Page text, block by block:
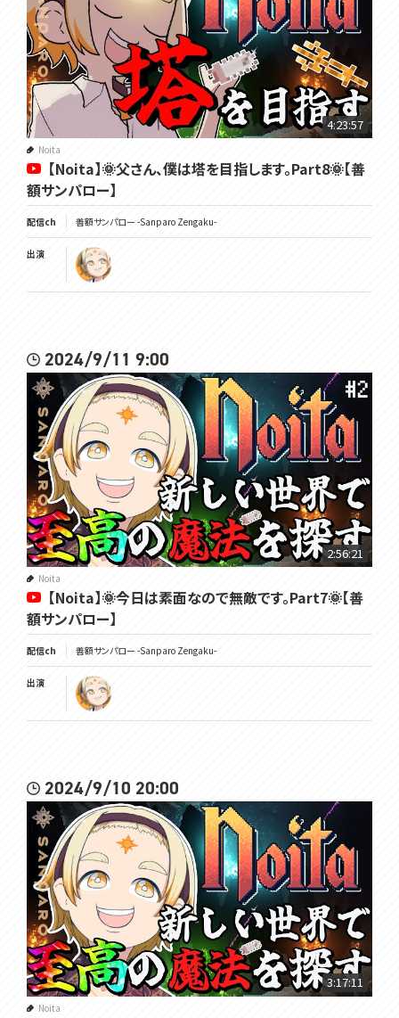
4:23:57
Noita
【Noita】🌞父さん、僕は塔を目指します。Part8🌞【善
額サンパロー】
配信ch 善額サンパロー -Sanparo Zengaku-
出演
2024/9/11 9:00
2:56:21
Noita
【Noita】🌞今日は素面なので無敵です。Part7🌞【善
額サンパロー】
配信ch 善額サンパロー -Sanparo Zengaku-
出演
2024/9/10 20:00
3:17:11
Noita